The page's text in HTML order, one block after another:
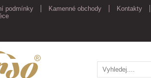
podmínky Kamenné obchody
Kontakty